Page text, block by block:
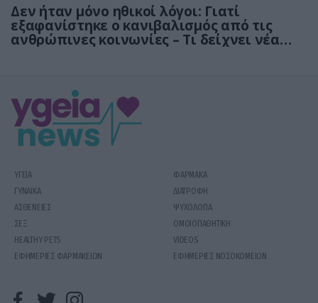
Δεν ήταν μόνο ηθικοί λόγοι: Γιατί
εξαφανίστηκε ο κανιβαλισμός από τις
ανθρώπινες κοινωνίες – Τι δείχνει νέα
ΥΓΕΙΑ
ΦΑΡΜΑΚΑ
ΓΥΝΑΙΚΑ
ΔΙΑΤΡΟΦΗ
ΑΣΘΕΝΕΙΕΣ
ΨΥΧΟΛΟΓΙΑ
ΣΕΞ
ΟΜΟΙΟΠΑΘΗΤΙΚΗ
HEALTHY PETS
VIDEOS
ΕΦΗΜΕΡΙΕΣ ΦΑΡΜΑΚΕΙΩΝ
ΕΦΗΜΕΡΙΕΣ ΝΟΣΟΚΟΜΕΙΩΝ